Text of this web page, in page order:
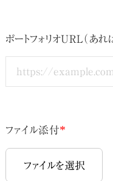
ポートフォリオURL（あれ
ファイル添付*
ファイルを選択